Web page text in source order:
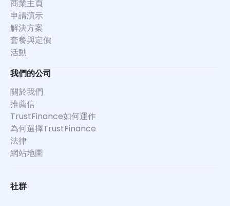
商業主頁
申請演示
解決方案
套餐與定價
活動
我們的公司
關於我們
推薦信
TrustFinance如何運作
為何選擇TrustFinance
法律
網站地圖
社群